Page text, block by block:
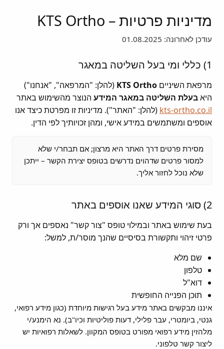
מדיניות פרטיות – KTS Ortho
עודכן לאחרונה: 01.08.2025
1) כללי ומי בעל השליטה במאגר
מרפאת השיניים KTS Ortho (להלן: "המרפאה", "אנחנו")
היאבעלת השליטה במאגר המידע הנוצר מהשימוש באתר
kts-ortho.co.il (להלן: "האתר"). מדיניות זו מפרטת כיצד אנו
אוספים ומשתמשים במידע אישי, ומהן זכויותיך לפי הדין.
מסירת פרטים דרך האתר היא מרצון; אם תבחר/י שלא
למסור פרטים שדהוים נדרשים בטופס יצירת הקשר – ייתכן
שלא נוכל לחזור אליך.
2) סוגי המידע שאנו אוספים באתר
בעת שימוש באתר ובמילוי טופס "צור קשר" נאספים אך ורק
פרטי זיהוי ותקשורת בסיסיים שהנך מוסר/ת, למשל:
שם מלא
טלפון
דוא"ל
תוכן הפנייה החופשית
איננו מבקשים באתר מידע בעל רגישות מיוחדת (כגון מידע רפואי,
גנטי, ביומטרי, עבר פלילי, דעות פוליטיות וכיו"ב). נא הימנע/י
מלהזין מידע רפואי מפורט בטופס המקוון. לשאלות רפואיות יש
ליצור קשר טלפוני.